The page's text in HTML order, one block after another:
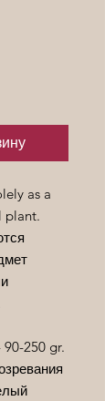
as a
plant.
250 gr.